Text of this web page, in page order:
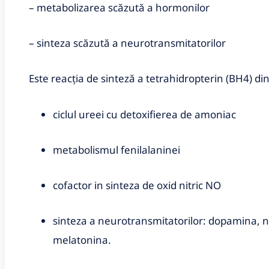
– metabolizarea scăzută a hormonilor
– sinteza scăzută a neurotransmitatorilor
Este reacția de sinteză a tetrahidropterin (BH4)
ciclul ureei cu detoxifierea de amoniac
metabolismul fenilalaninei
cofactor in sinteza de oxid nitric NO
sinteza a neurotransmitatorilor: dopamina,
melatonina.